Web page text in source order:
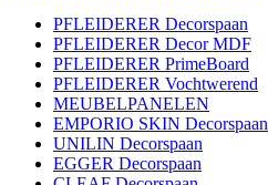
PFLEIDERER Decorspaan
PFLEIDERER Decor MDF
PFLEIDERER PrimeBoard
PFLEIDERER Vochtwerend
MEUBELPANELEN
EMPORIO SKIN Decorspaan
UNILIN Decorspaan
EGGER Decorspaan